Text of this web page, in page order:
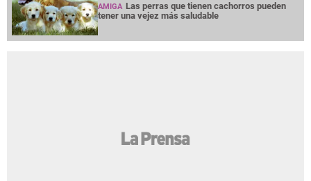
AMIGA Las perras que tienen cachorros pueden
tener una vejez más saludable